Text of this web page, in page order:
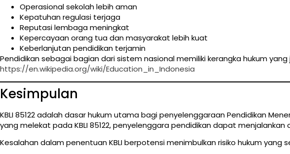
Operasional sekolah lebih aman
Kepatuhan regulasi terjaga
Reputasi lembaga meningkat
Kepercayaan orang tua dan masyarakat lebih kuat
Keberlanjutan pendidikan terjamin
Pendidikan sebagai bagian dari sistem nasional memiliki kerangka hukum
https://en.wikipedia.org/wiki/Education_in_Indonesia
Kesimpulan
KBLI 85122 adalah dasar hukum utama bagi penyelenggaraan Pendidikan
yang melekat pada KBLI 85122, penyelenggara pendidikan dapat
Kesalahan dalam penentuan KBLI berpotensi menimbulkan risiko hukum